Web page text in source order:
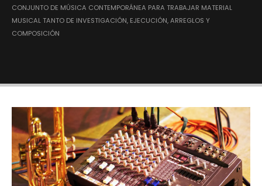
CONJUNTO DE MÚSICA CONTEMPORÁNEA PARA TRABAJAR MATERIAL
MUSICAL TANTO DE INVESTIGACIÓN, EJECUCIÓN, ARREGLOS Y
COMPOSICIÓN